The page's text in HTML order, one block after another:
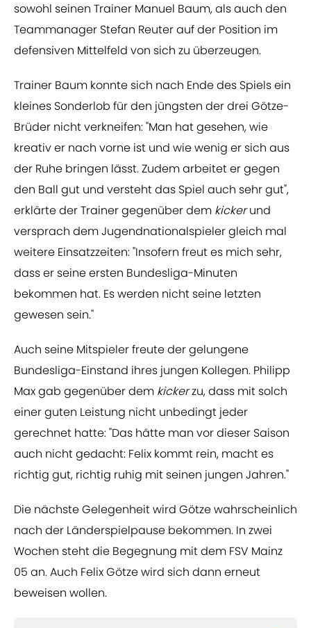
sowohl seinen Trainer Manuel Baum, als auch den
Teammanager Stefan Reuter auf der Position im
defensiven Mittelfeld von sich zu überzeugen.
Trainer Baum konnte sich nach Ende des Spiels ein
kleines Sonderlob für den jüngsten der drei Götze-
Brüder nicht verkneifen: "Man hat gesehen, wie
kreativ er nach vorne ist und wie wenig er sich aus
der Ruhe bringen lässt. Zudem arbeitet er gegen
den Ball gut und versteht das Spiel auch sehr gut",
erklärte der Trainer gegenüber dem kickerund
versprach dem Jugendnationalspieler gleich mal
weitere Einsatzzeiten: "Insofern freut es mich sehr,
dass er seine ersten Bundesliga-Minuten
bekommen hat. Es werden nicht seine letzten
gewesen sein."
Auch seine Mitspieler freute der gelungene
Bundesliga-Einstand ihres jungen Kollegen. Philipp
Max gab gegenüber dem kickerzu, dass mit solch
einer guten Leistung nicht unbedingt jeder
gerechnet hatte: "Das hätte man vor dieser Saison
auch nicht gedacht: Felix kommt rein, macht es
richtig gut, richtig ruhig mit seinen jungen Jahren."
Die nächste Gelegenheit wird Götze wahrscheinlich
nach der Länderspielpause bekommen. In zwei
Wochen steht die Begegnung mit dem FSV Mainz
05 an. Auch Felix Götze wird sich dann erneut
beweisen wollen.